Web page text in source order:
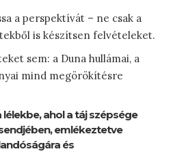
a perspektívát – ne csak a
is készítsen felvételeket.
sem: a Duna hullámai, a
mind megörökítésre
lélekbe, ahol a táj szépsége
emlékeztetve
és